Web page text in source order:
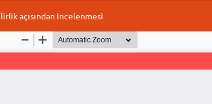
açısından incelenmesi